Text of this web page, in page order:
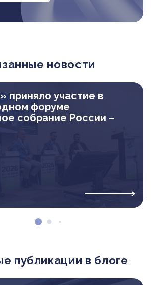
новости
участие в
форуме
собрание России –
публикации в блоге